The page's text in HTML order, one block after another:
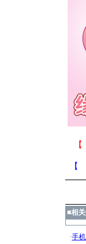
■相